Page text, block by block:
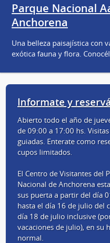
Parque Nacional
Anchorena
Una belleza paisajística con
exótica fauna y flora.
Informate y
Abierto todo el año de
de 09:00 a 17:00 hs.
guiadas. Enterate como
cupos limitados.
El Centro de Visitantes del
Nacional de Anchorena
sus puerta a partir del día
hasta el día 16 de julio del
día 18 de julio inclusive
vacaciones de julio), en su
normal.